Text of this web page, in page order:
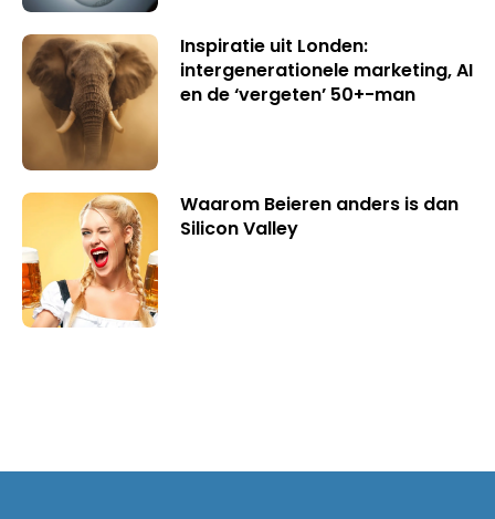
Inspiratie uit Londen:
intergenerationele marketing, AI
en de ‘vergeten’ 50+-man
Waarom Beieren anders is dan
Silicon Valley